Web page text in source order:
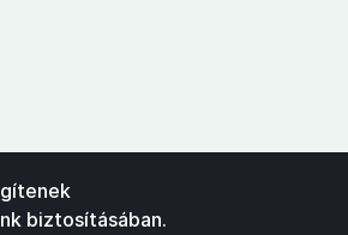
biztosításában.